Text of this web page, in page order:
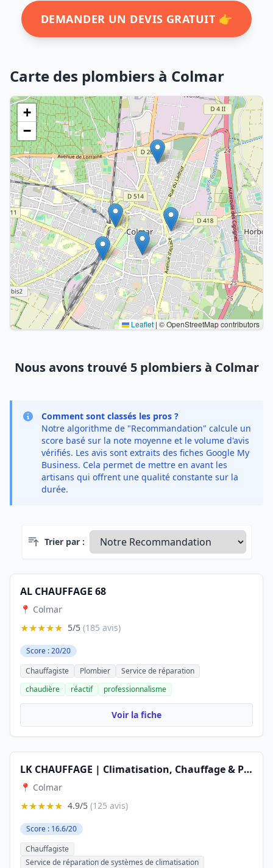
DEMANDER UN DEVIS GRATUIT 👉
Carte des plombiers à Colmar
+
−
Leaflet | © OpenStreetMap contributors
Nous avons trouvé 5 plombiers à Colmar
Comment sont classés les pros ?
Notre algorithme de "Recommandation" calcule un
score basé sur la note moyenne et le volume d'avis
vérifiés. Les avis sont extraits des fiches Google My
Business. Cela permet de mettre en avant les
artisans qui offrent une qualité constante sur la
durée.
Trier par :
AL CHAUFFAGE 68
📍 Colmar
★★★★★ 5/5 (185 avis)
Score : 20/20
Chauffagiste
Plombier
Service de réparation
chaudière
réactif professionnalisme
Voir la fiche
LK CHAUFFAGE | Climatisation, Chauffage & Plomberie
📍 Colmar
★★★★★ 4.9/5 (125 avis)
Score : 16.6/20
Chauffagiste
Service de réparation de systèmes de climatisation